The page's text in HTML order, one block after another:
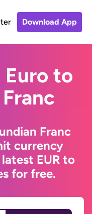
Download App
to
Franc
currency
EUR to
for free.